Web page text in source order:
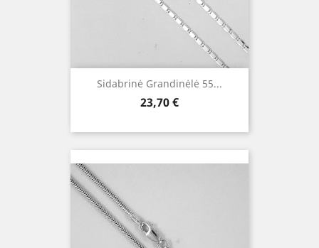
Sidabrinė Grandinėlė 55...
Kaina
23,70 €